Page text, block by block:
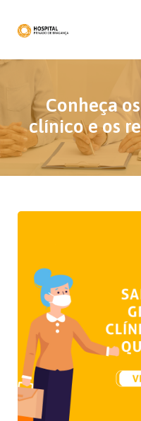
Conheça
clínico e os